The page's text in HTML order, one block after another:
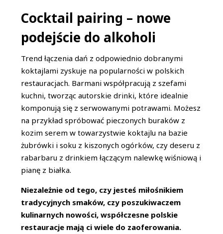
Cocktail pairing – nowe
podejście do alkoholi
Trend łączenia dań z odpowiednio dobranymi
koktajlami zyskuje na popularności w polskich
restauracjach. Barmani współpracują z szefami
kuchni, tworząc autorskie drinki, które idealnie
komponują się z serwowanymi potrawami. Możesz
na przykład spróbować pieczonych buraków z
kozim serem w towarzystwie koktajlu na bazie
żubrówki i soku z kiszonych ogórków, czy deseru z
rabarbaru z drinkiem łączącym nalewkę wiśniową i
pianę z białka.
Niezależnie od tego, czy jesteś miłośnikiem
tradycyjnych smaków, czy poszukiwaczem
kulinarnych nowości, współczesne polskie
restauracje mają ci wiele do zaoferowania.